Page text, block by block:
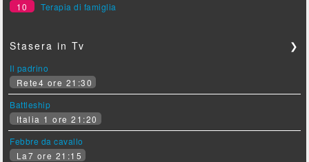
10
Terapia di famiglia
Stasera in Tv ❯
Il padrino
Rete4 ore 21:30
Battleship
Italia 1 ore 21:20
Febbre da cavallo
La7 ore 21:15